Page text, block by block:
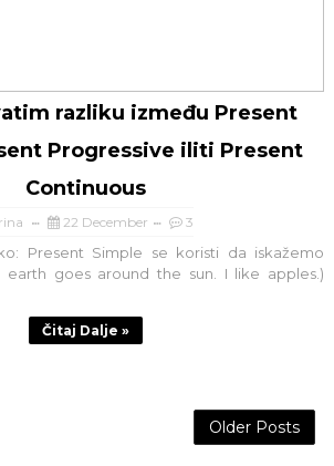
razliku između Present
Progressive iliti Present
Continuous
22 December 3
Present Simple se koristi da iskažemo
earth goes around the sun. I like apples.)
Čitaj Dalje »
Older Posts